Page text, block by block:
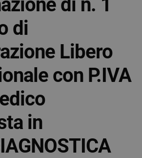
di n. 1
di
Libero
con P.IVA
in